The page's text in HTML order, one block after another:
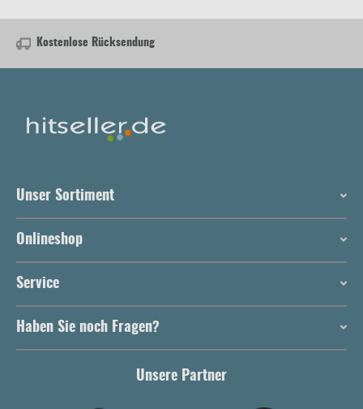
Kostenlose Rücksendung
Unser Sortiment
Onlineshop
Service
Haben Sie noch Fragen?
Unsere Partner